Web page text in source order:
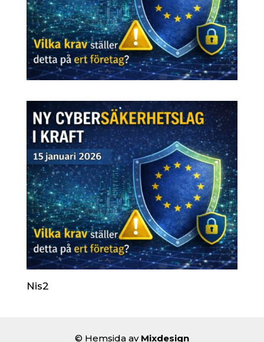
Nis2
© Hemsida av Mixdesign